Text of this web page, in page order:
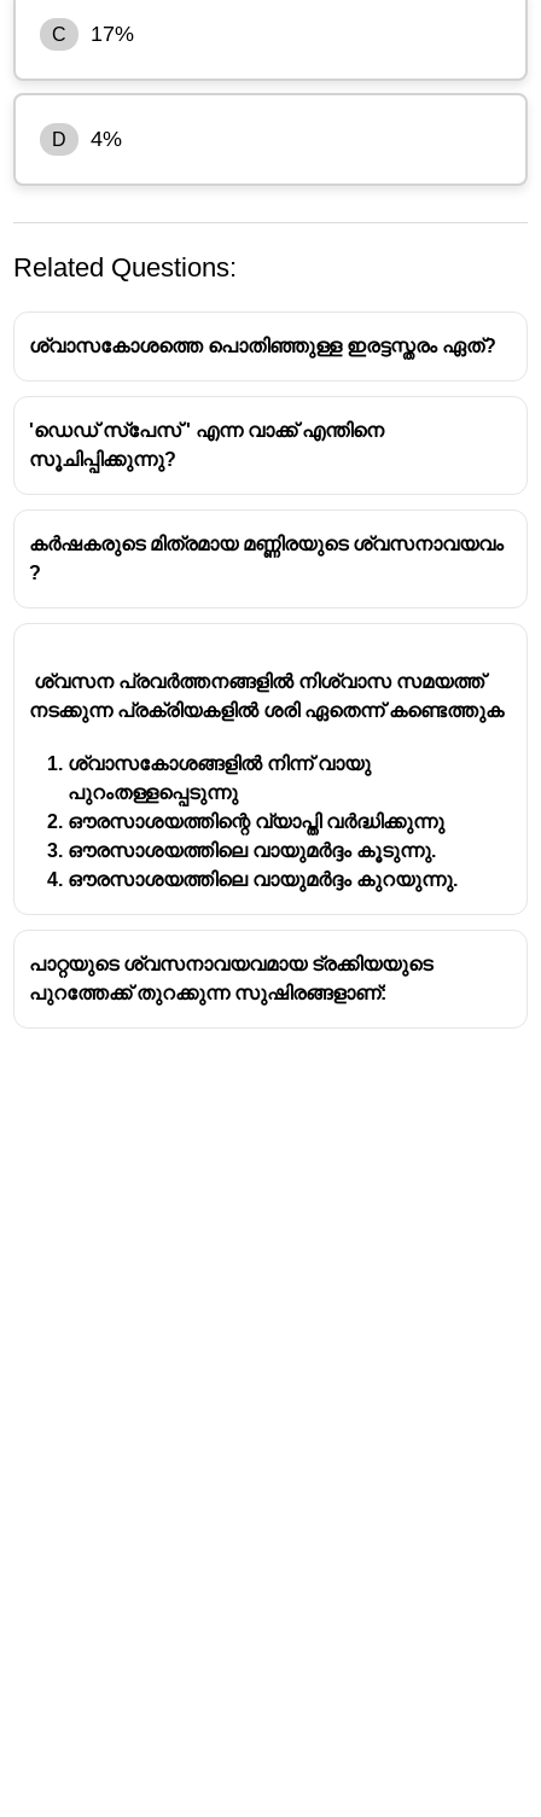
C 17%
D 4%
Related Questions:
ശ്വാസകോശത്തെ പൊതിഞ്ഞുള്ള ഇരട്ടസ്തരം ഏത്?
'ഡെഡ് സ്പേസ് ' എന്ന വാക്ക് എന്തിനെ
സൂചിപ്പിക്കുന്നു?
കർഷകരുടെ മിത്രമായ മണ്ണിരയുടെ ശ്വസനാവയവം
?
ശ്വസന പ്രവർത്തനങ്ങളിൽ നിശ്വാസ സമയത്ത്
നടക്കുന്ന പ്രക്രിയകളിൽ ശരി ഏതെന്ന് കണ്ടെത്തുക
ശ്വാസകോശങ്ങളിൽ നിന്ന് വായു
പുറംതള്ളപ്പെടുന്നു
ഔരസാശയത്തിന്റെ വ്യാപ്തി വർദ്ധിക്കുന്നു
ഔരസാശയത്തിലെ വായുമർദ്ദം കൂടുന്നു.
ഔരസാശയത്തിലെ വായുമർദ്ദം കുറയുന്നു.
പാറ്റയുടെ ശ്വസനാവയവമായ ട്രക്കിയയുടെ
പുറത്തേക്ക് തുറക്കുന്ന സുഷിരങ്ങളാണ്: